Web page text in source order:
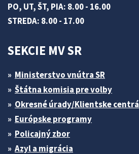
PO, UT, ŠT, PIA: 8.00 - 16.00
STREDA: 8.00 - 17.00
SEKCIE MV SR
Ministerstvo vnútra SR
Štátna komisia pre volby
Okresné úrady/Klientske centrá
Európske programy
Policajný zbor
Azyl a migrácia